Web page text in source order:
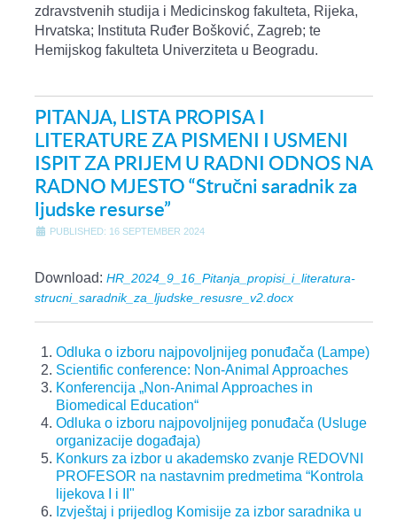
zdravstvenih studija i Medicinskog fakulteta, Rijeka,
Hrvatska; Instituta Ruđer Bošković, Zagreb; te
Hemijskog fakulteta Univerziteta u Beogradu.
PITANJA, LISTA PROPISA I
LITERATURE ZA PISMENI I USMENI
ISPIT ZA PRIJEM U RADNI ODNOS NA
RADNO MJESTO “Stručni saradnik za
ljudske resurse”
PUBLISHED: 16 SEPTEMBER 2024
Download: HR_2024_9_16_Pitanja_propisi_i_literatura-
strucni_saradnik_za_ljudske_resusre_v2.docx
Odluka o izboru najpovoljnijeg ponuđača (Lampe)
Scientific conference: Non-Animal Approaches
Konferencija „Non-Animal Approaches in
Biomedical Education“
Odluka o izboru najpovoljnijeg ponuđača (Usluge
organizacije događaja)
Konkurs za izbor u akademsko zvanje REDOVNI
PROFESOR na nastavnim predmetima “Kontrola
lijekova I i II"
Izvještaj i prijedlog Komisije za izbor saradnika u